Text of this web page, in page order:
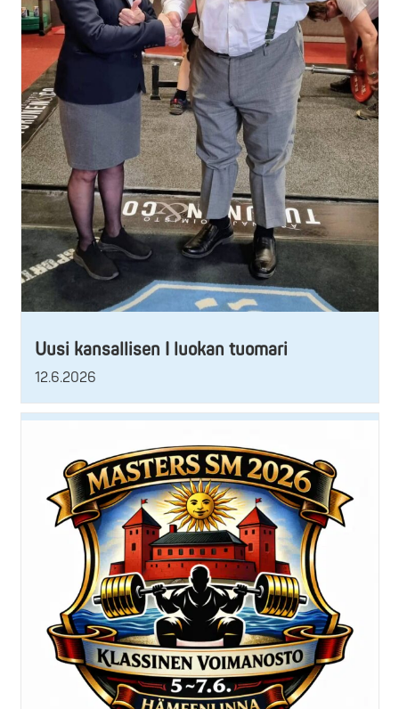
Uusi kansallisen I luokan tuomari
12.6.2026